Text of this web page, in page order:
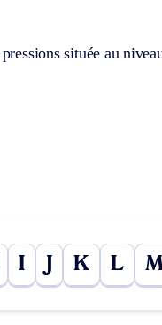
située au
I K L